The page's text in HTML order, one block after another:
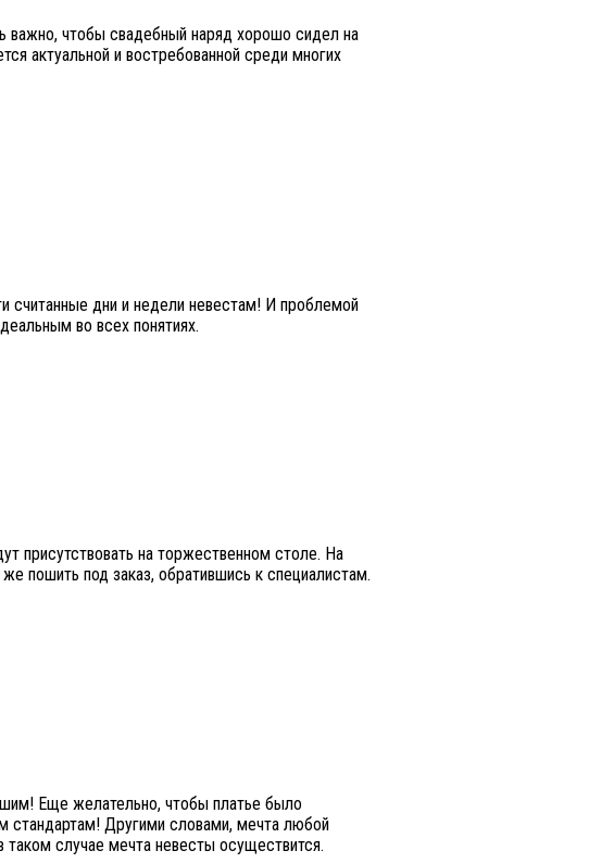
важно, чтобы свадебный наряд хорошо сидел на
актуальной и востребованной среди многих
считанные дни и недели невестам! И проблемой
во всех понятиях.
присутствовать на торжественном столе. На
пошить под заказ, обратившись к специалистам.
Еще желательно, чтобы платье было
стандартам! Другими словами, мечта любой
случае мечта невесты осуществится.